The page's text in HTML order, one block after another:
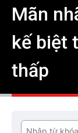
Mãn
kế biệt
thấp
Tìm